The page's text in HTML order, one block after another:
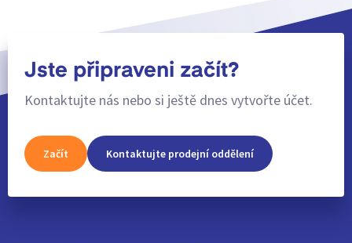
Jste připraveni začít?
Kontaktujte nás nebo si ještě dnes vytvořte účet.
Začít Kontaktujte prodejní oddělení